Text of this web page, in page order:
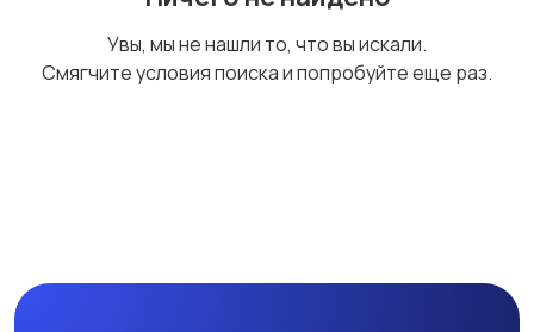
Садовая мебель
Шкафы и комоды Другое
Увы, мы не нашли то, что вы искали.
Смягчите условия поиска и попробуйте еще раз.